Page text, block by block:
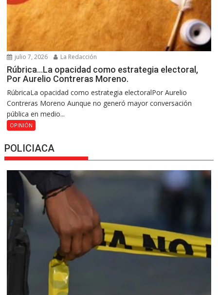
julio 7, 2026 La Redacción
Rúbrica…La opacidad como estrategia electoral,
Por Aurelio Contreras Moreno.
RúbricaLa opacidad como estrategia electoralPor Aurelio
Contreras Moreno Aunque no generó mayor conversación
pública en medio...
OPINIÓN
POLICIACA